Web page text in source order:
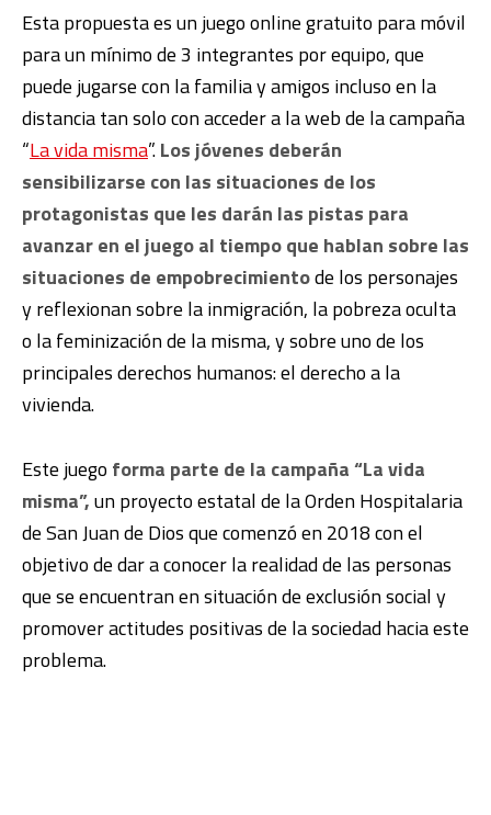
Esta propuesta es un juego online gratuito para móvil
para un mínimo de 3 integrantes por equipo, que
puede jugarse con la familia y amigos incluso en la
distancia tan solo con acceder a la web de la campaña
“La vida misma”.Los jóvenes deberán
sensibilizarse con las situaciones de los
protagonistas que les darán las pistas para
avanzar en el juego al tiempo que hablan sobre las
situaciones de empobrecimientode los personajes
y reflexionan sobre la inmigración, la pobreza oculta
o la feminización de la misma, y sobre uno de los
principales derechos humanos: el derecho a la
vivienda.
Este juego forma parte de la campaña “La vida
misma”,un proyecto estatal de la Orden Hospitalaria
de San Juan de Dios que comenzó en 2018 con el
objetivo de dar a conocer la realidad de las personas
que se encuentran en situación de exclusión social y
promover actitudes positivas de la sociedad hacia este
problema.